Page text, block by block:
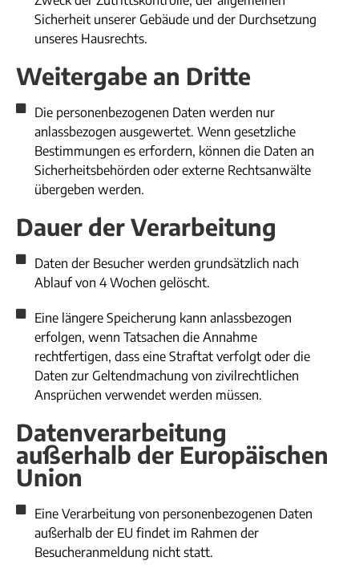
Sicherheit unserer Gebäude und der Durchsetzung
unseres Hausrechts.​
Weitergabe an Dritte
Die personenbezogenen Daten werden nur
anlassbezogen ausgewertet. Wenn gesetzliche
Bestimmungen es erfordern, können die Daten an
Sicherheitsbehörden oder externe Rechtsanwälte
übergeben werden.
Dauer der Verarbeitung
Daten der Besucher werden grundsätzlich nach
Ablauf von 4 Wochen gelöscht.
Eine längere Speicherung kann anlassbezogen
erfolgen, wenn Tatsachen die Annahme
rechtfertigen, dass eine Straftat verfolgt oder die
Daten zur Geltendmachung von zivilrechtlichen
Ansprüchen verwendet werden müssen.​
Datenverarbeitung
außerhalb der Europäischen
Union
Eine Verarbeitung von personenbezogenen Daten
außerhalb der EU findet im Rahmen der
Besucheranmeldung nicht statt.